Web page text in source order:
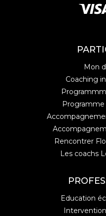
Mon
Coaching
Rencontrer
Les coachs
Education